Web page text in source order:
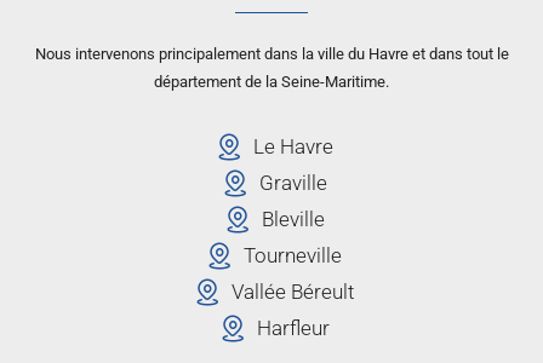
Nous intervenons principalement dans la ville du Havre et dans tout le
département de la Seine-Maritime.
Le Havre
Graville
Bleville
Tourneville
Vallée Béreult
Harfleur